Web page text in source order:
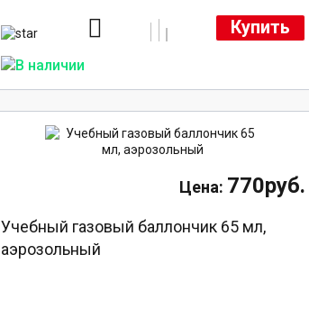
Купить
770руб.
Учебный газовый баллончик 65 мл,
аэрозольный